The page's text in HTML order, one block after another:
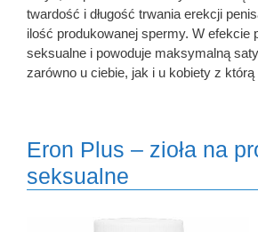
twardość i długość trwania erekcji
ilość produkowanej spermy. W efekcie
seksualne i powoduje maksymalną
zarówno u ciebie, jak i u kobiety z
Eron Plus – zioła na
seksualne